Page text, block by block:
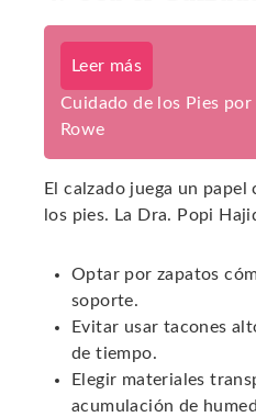
Leer más
Cuidado de los Pies
Rowe
El calzado juega un
los pies. La Dra. Popi
Optar por zapatos
soporte.
Evitar usar tacones
de tiempo.
Elegir materiales
acumulación de